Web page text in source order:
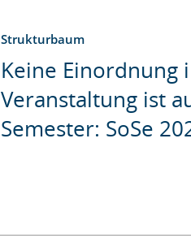
Strukturbaum
Keine Einordnung
Veranstaltung ist
Semester: SoSe